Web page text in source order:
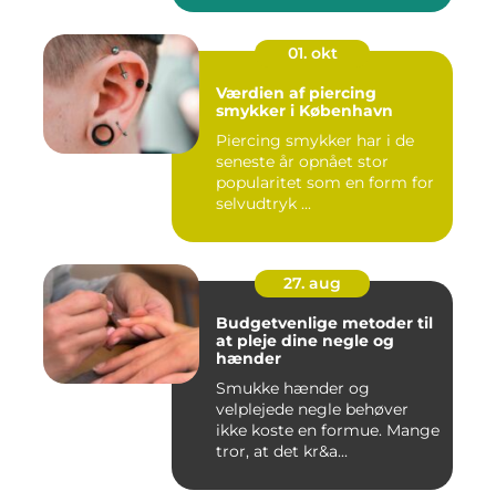
01. okt
Værdien af piercing
smykker i København
Piercing smykker har i de
seneste år opnået stor
popularitet som en form for
selvudtryk ...
27. aug
Budgetvenlige metoder til
at pleje dine negle og
hænder
Smukke hænder og
velplejede negle behøver
ikke koste en formue. Mange
tror, at det kr&a...